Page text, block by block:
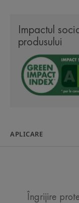
uscată își
este luminos.
Textură
Impactul
produsului
APLICARE
Îngrijire